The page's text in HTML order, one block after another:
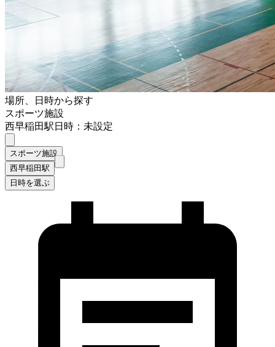
場所、日時から探す
スポーツ施設
西早稲田駅日時：未設定
スポーツ施設
西早稲田駅
日時を選ぶ